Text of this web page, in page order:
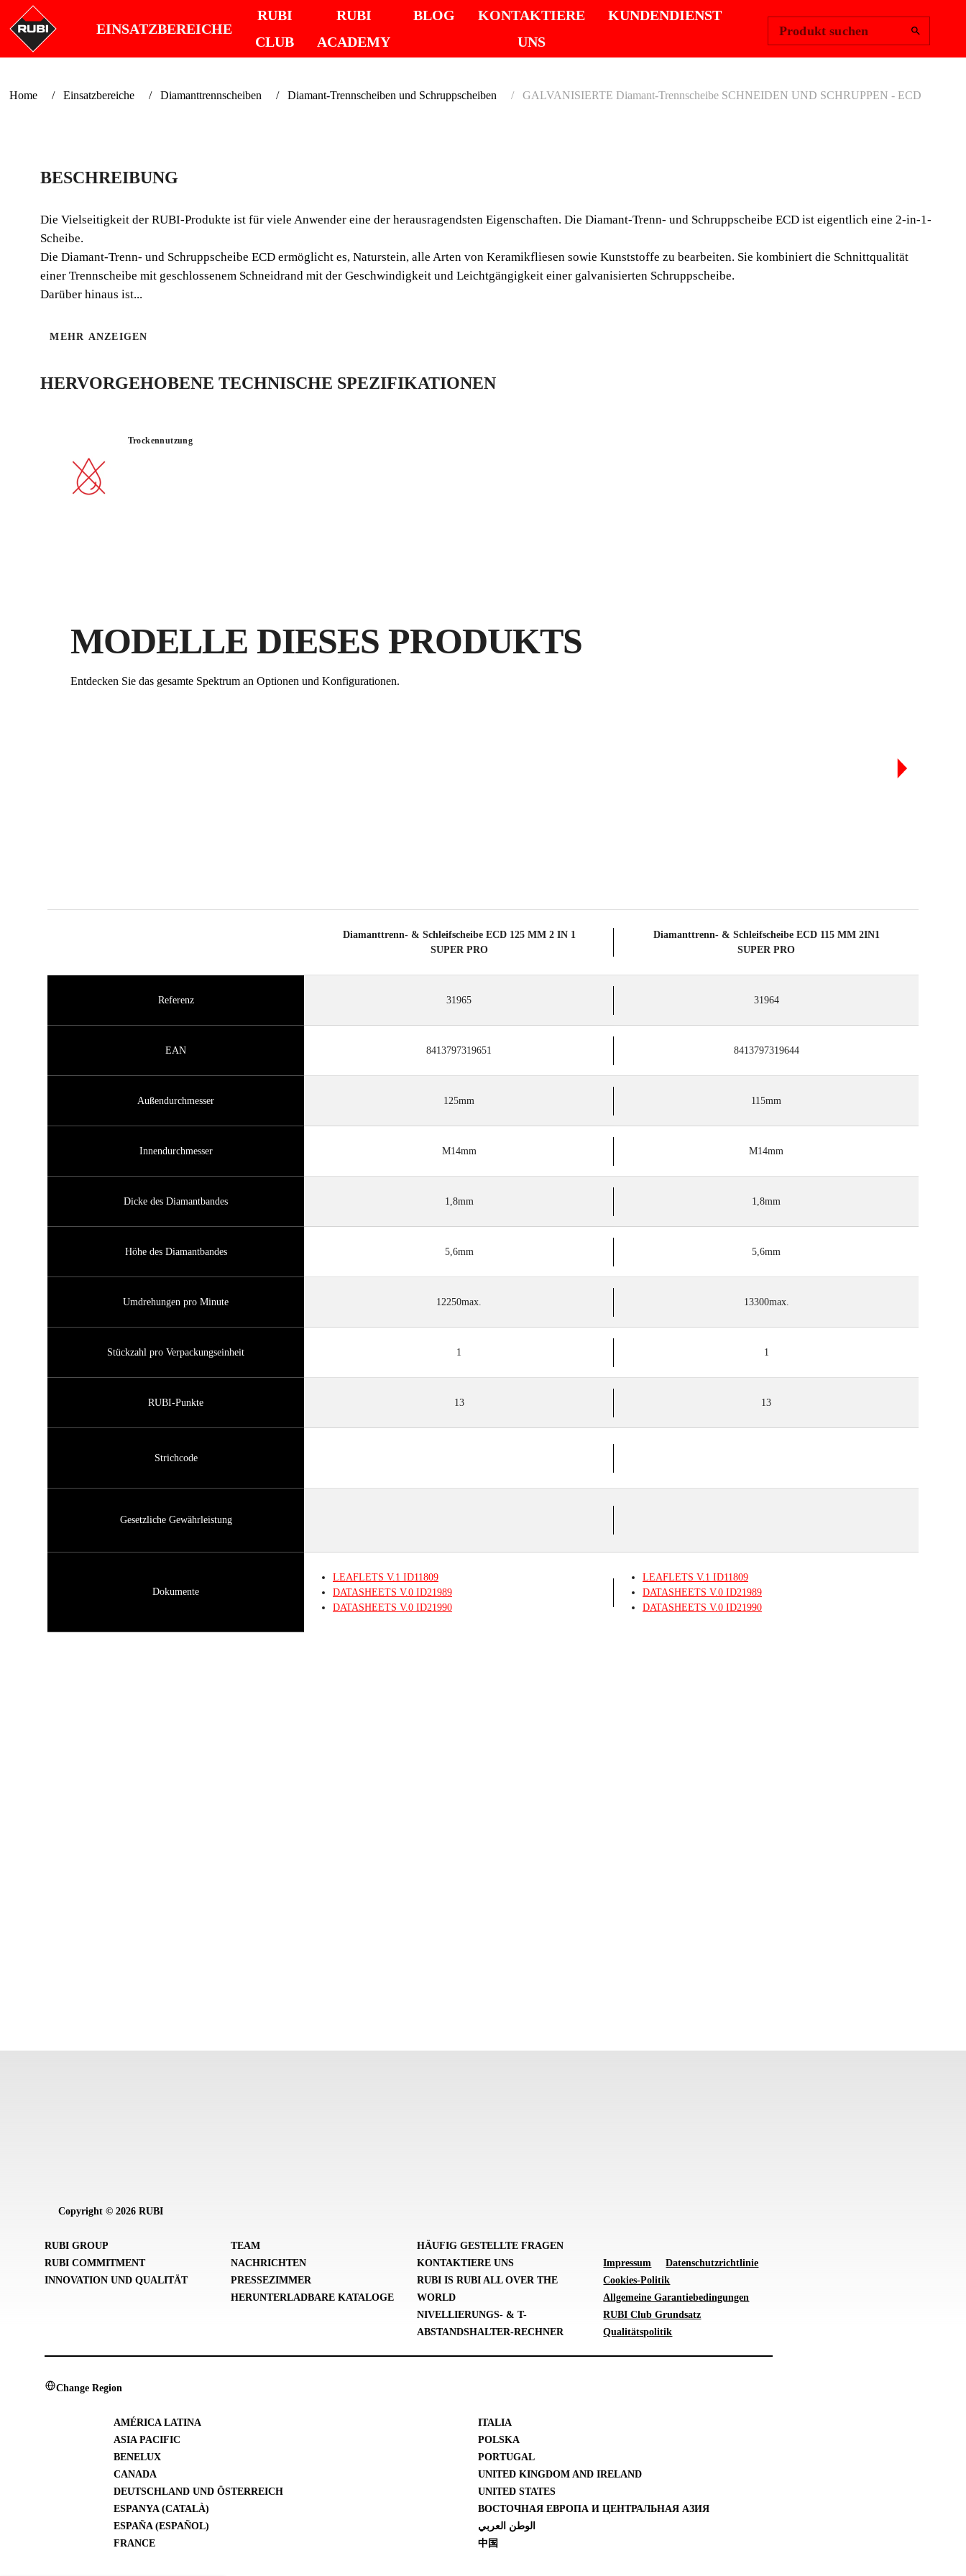
EINSATZBEREICHE
RUBI
CLUB
RUBI
ACADEMY
BLOG
KONTAKTIERE
UNS
KUNDENDIENST
Produkt suchen
Home Einsatzbereiche Diamanttrennscheiben Diamant-Trennscheiben und Schruppscheiben GALVANISIERTE Diamant-Trennscheibe SCHNEIDEN UND SCHRUPPEN - ECD
TRENNSCHEIBE
SCHNEIDEN UND
BESCHREIBUNG
Die Vielseitigkeit der RUBI-Produkte ist für viele Anwender eine der herausragendsten Eigenschaften. Die Diamant-Trenn- und Schruppscheibe ECD ist eigentlich eine 2-in-1-
Scheibe.
Die Diamant-Trenn- und Schruppscheibe ECD ermöglicht es, Naturstein, alle Arten von Keramikfliesen sowie Kunststoffe zu bearbeiten. Sie kombiniert die Schnittqualität
einer Trennscheibe mit geschlossenem Schneidrand mit der Geschwindigkeit und Leichtgängigkeit einer galvanisierten Schruppscheibe.
Darüber hinaus ist...
MEHR ANZEIGEN
HERVORGEHOBENE TECHNISCHE SPEZIFIKATIONEN
Trockennutzung
MODELLE DIESES PRODUKTS
Entdecken Sie das gesamte Spektrum an Optionen und Konfigurationen.
Diamanttrenn- & Schleifscheibe ECD 125 MM 2 IN 1
SUPER PRO
Diamanttrenn- & Schleifscheibe ECD 115 MM 2IN1
SUPER PRO
Referenz 31965 31964
EAN 8413797319651 8413797319644
Außendurchmesser 125mm 115mm
Innendurchmesser M14mm M14mm
Dicke des Diamantbandes 1,8mm 1,8mm
Höhe des Diamantbandes 5,6mm 5,6mm
Umdrehungen pro Minute 12250max. 13300max.
Stückzahl pro Verpackungseinheit 1 1
RUBI-Punkte 13 13
Strichcode
Gesetzliche Gewährleistung
Dokumente
LEAFLETS V.1 ID11809
DATASHEETS V.0 ID21989
DATASHEETS V.0 ID21990
LEAFLETS V.1 ID11809
DATASHEETS V.0 ID21989
DATASHEETS V.0 ID21990
Copyright © 2026 RUBI
RUBI GROUP
RUBI COMMITMENT
INNOVATION UND QUALITÄT
TEAM
NACHRICHTEN
PRESSEZIMMER
HERUNTERLADBARE KATALOGE
HÄUFIG GESTELLTE FRAGEN
KONTAKTIERE UNS
RUBI IS RUBI ALL OVER THE
WORLD
NIVELLIERUNGS- & T-
ABSTANDSHALTER-RECHNER
Impressum
Datenschutzrichtlinie
Cookies-Politik
Allgemeine Garantiebedingungen
RUBI Club Grundsatz
Qualitätspolitik
Change Region
AMÉRICA LATINA
ASIA PACIFIC
BENELUX
CANADA
DEUTSCHLAND UND ÖSTERREICH
ESPANYA (CATALÀ)
ESPAÑA (ESPAÑOL)
FRANCE
ITALIA
POLSKA
PORTUGAL
UNITED KINGDOM AND IRELAND
UNITED STATES
ВОСТОЧНАЯ ЕВРОПА И ЦЕНТРАЛЬНАЯ АЗИЯ
الوطن العربي
中国